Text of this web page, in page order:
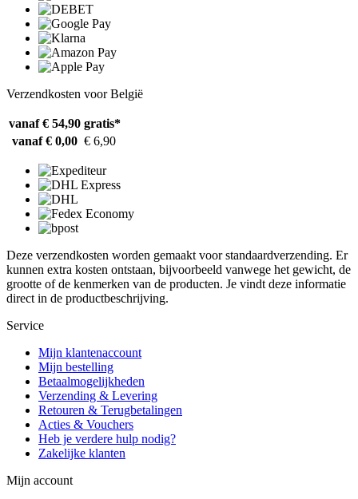
Verzendkosten voor België
vanaf € 54,90 gratis*
vanaf € 0,00 € 6,90
Deze verzendkosten worden gemaakt voor standaardverzending. Er
kunnen extra kosten ontstaan, bijvoorbeeld vanwege het gewicht, de
grootte of de kenmerken van de producten. Je vindt deze informatie
direct in de productbeschrijving.
Service
Mijn klantenaccount
Mijn bestelling
Betaalmogelijkheden
Verzending & Levering
Retouren & Terugbetalingen
Acties & Vouchers
Heb je verdere hulp nodig?
Zakelijke klanten
Mijn account